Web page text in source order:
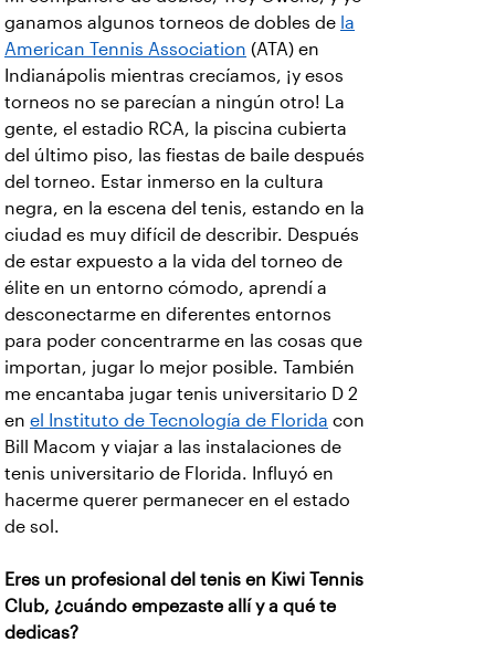
ganamos algunos torneos de dobles de la
American Tennis Association (ATA) en
Indianápolis mientras crecíamos, ¡y esos
torneos no se parecían a ningún otro! La
gente, el estadio RCA, la piscina cubierta
del último piso, las fiestas de baile después
del torneo. Estar inmerso en la cultura
negra, en la escena del tenis, estando en la
ciudad es muy difícil de describir. Después
de estar expuesto a la vida del torneo de
élite en un entorno cómodo, aprendí a
desconectarme en diferentes entornos
para poder concentrarme en las cosas que
importan, jugar lo mejor posible. También
me encantaba jugar tenis universitario D 2
en el Instituto de Tecnología de Florida con
Bill Macom y viajar a las instalaciones de
tenis universitario de Florida. Influyó en
hacerme querer permanecer en el estado
de sol.
Eres un profesional del tenis en Kiwi Tennis
Club, ¿cuándo empezaste allí y a qué te
dedicas?